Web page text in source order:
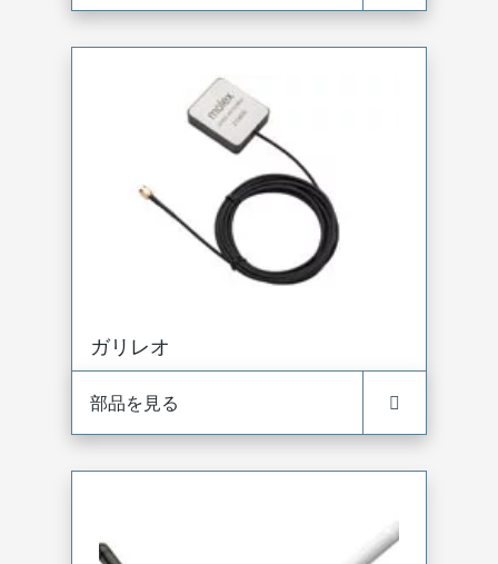
ガリレオ
部品を見る